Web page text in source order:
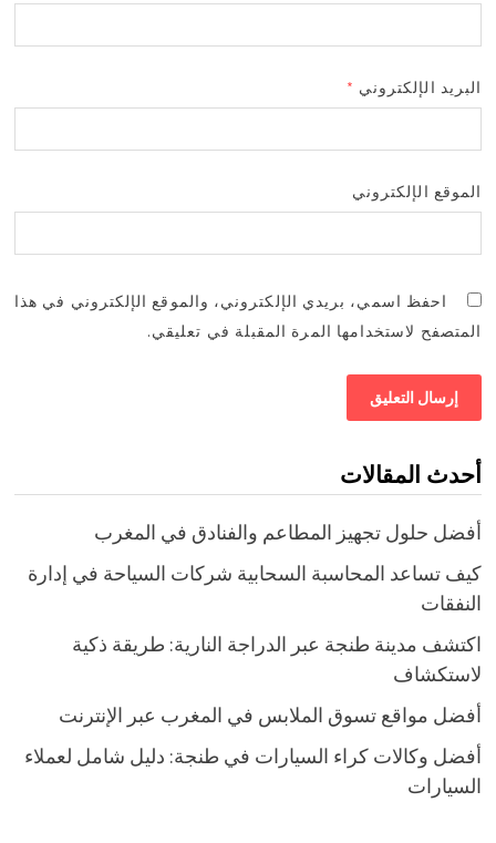
البريد الإلكتروني *
الموقع الإلكتروني
احفظ اسمي، بريدي الإلكتروني، والموقع الإلكتروني في هذا
المتصفح لاستخدامها المرة المقبلة في تعليقي.
أحدث المقالات
أفضل حلول تجهيز المطاعم والفنادق في المغرب
كيف تساعد المحاسبة السحابية شركات السياحة في إدارة
النفقات
اكتشف مدينة طنجة عبر الدراجة النارية: طريقة ذكية
لاستكشاف
أفضل مواقع تسوق الملابس في المغرب عبر الإنترنت
أفضل وكالات كراء السيارات في طنجة: دليل شامل لعملاء
السيارات